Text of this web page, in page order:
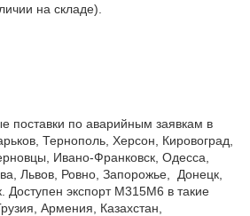
на складе).
поставки по аварийным заявкам в
Тернополь, Херсон, Кировоград,
Ивано-Франковск, Одесса,
Львов, Ровно, Запорожье, Донецк,
Доступен экспорт М315М6 в такие
Армения, Казахстан,